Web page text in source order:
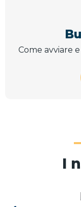
Come avviare
I